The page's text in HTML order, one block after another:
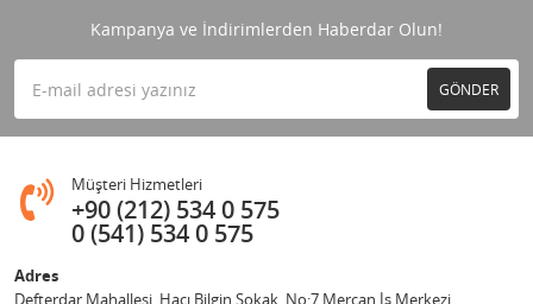
Kampanya ve İndirimlerden Haberdar Olun!
GÖNDER
Müşteri Hizmetleri
+90 (212) 534 0 575
0 (541) 534 0 575
Adres
Defterdar Mahallesi, Hacı Bilgin Sokak, No:7 Mercan İş Merkezi